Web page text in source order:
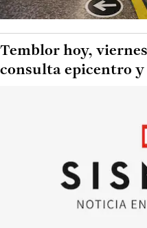
Temblor hoy,
consulta epicentro